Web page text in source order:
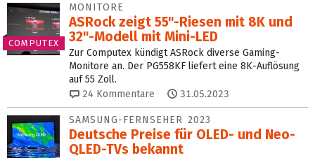
COMPUTEX
MONITORE
ASRock zeigt 55"-Riesen mit 8K und
32"-Modell mit Mini-LED
Zur Computex kündigt ASRock diverse Gaming-
Monitore an. Der PG558KF liefert eine 8K-Auflösung
auf 55 Zoll.
24 Kommentare 31.05.2023
SAMSUNG-FERNSEHER 2023
Deutsche Preise für OLED- und Neo-
QLED-TVs bekannt